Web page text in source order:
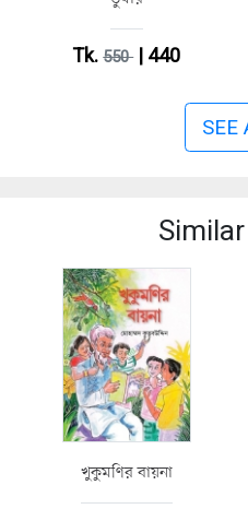
Tk.550| 440
SEE
খুকুমণির বায়না